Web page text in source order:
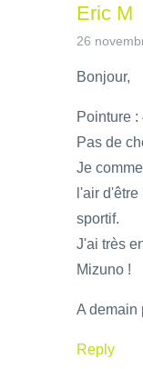
Eric M
26
Bonjour,
Pointure :
Pas de
Je
l'air
sportif.
J'ai très
Mizuno !
A demain
Reply